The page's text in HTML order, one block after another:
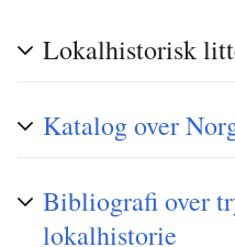
Lokalhistorisk
Katalog over
Bibliografi over
lokalhistorie